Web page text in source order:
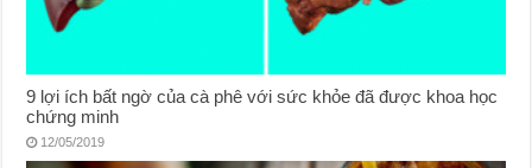
9 lợi ích bất ngờ của cà phê với sức khỏe đã được khoa học
chứng minh
12/05/2019